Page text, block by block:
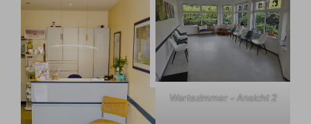
Wartezimmer – Ansicht 2